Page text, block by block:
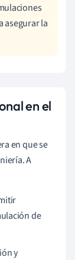
asegurar la
en el
en que se
A
de
y